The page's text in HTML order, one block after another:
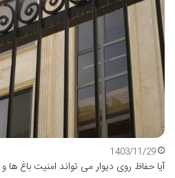
1403/11/29
آیا حفاظ روی دیوار می تواند امنیت باغ ها